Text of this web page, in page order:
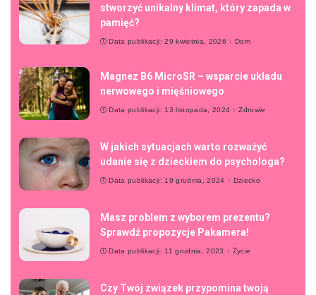
stworzyć unikalny klimat, który zapada w
pamięć?
Data publikacji: 29 kwietnia, 2026 Dom
Magnez B6 MicroSR – wsparcie układu
nerwowego i mięśniowego
Data publikacji: 13 listopada, 2024 Zdrowie
W jakich sytuacjach warto rozważyć
udanie się z dzieckiem do psychologa?
Data publikacji: 19 grudnia, 2024 Dziecko
Masz problem z wyborem prezentu?
Sprawdź propozycje Pakamera!
Data publikacji: 11 grudnia, 2023 Życie
Czy Twój związek przypomina twoją